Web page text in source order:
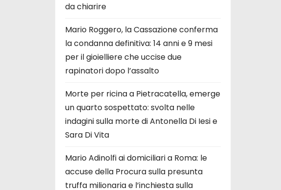
da chiarire
Mario Roggero, la Cassazione conferma
la condanna definitiva: 14 anni e 9 mesi
per il gioielliere che uccise due
rapinatori dopo l’assalto
Morte per ricina a Pietracatella, emerge
un quarto sospettato: svolta nelle
indagini sulla morte di Antonella Di Iesi e
Sara Di Vita
Mario Adinolfi ai domiciliari a Roma: le
accuse della Procura sulla presunta
truffa milionaria e l’inchiesta sulla